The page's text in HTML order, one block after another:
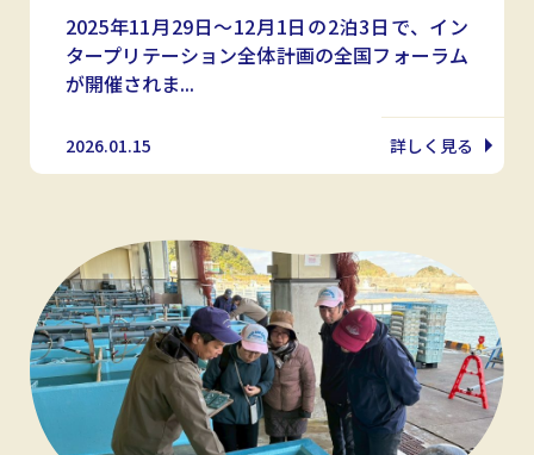
2025年11月29日～12月1日の2泊3日で、イン
タープリテーション全体計画の全国フォーラム
が開催されま...
2026.01.15 詳しく見る